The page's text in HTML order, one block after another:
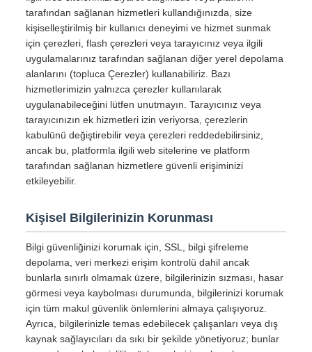
tarafından sağlanan hizmetleri kullandığınızda, size
kişiselleştirilmiş bir kullanıcı deneyimi ve hizmet sunmak
için çerezleri, flash çerezleri veya tarayıcınız veya ilgili
uygulamalarınız tarafından sağlanan diğer yerel depolama
alanlarını (topluca Çerezler) kullanabiliriz. Bazı
hizmetlerimizin yalnızca çerezler kullanılarak
uygulanabileceğini lütfen unutmayın. Tarayıcınız veya
tarayıcınızın ek hizmetleri izin veriyorsa, çerezlerin
kabulünü değiştirebilir veya çerezleri reddedebilirsiniz,
ancak bu, platformla ilgili web sitelerine ve platform
tarafından sağlanan hizmetlere güvenli erişiminizi
etkileyebilir.
Kişisel Bilgilerinizin Korunması
Bilgi güvenliğinizi korumak için, SSL, bilgi şifreleme
depolama, veri merkezi erişim kontrolü dahil ancak
bunlarla sınırlı olmamak üzere, bilgilerinizin sızması, hasar
görmesi veya kaybolması durumunda, bilgilerinizi korumak
için tüm makul güvenlik önlemlerini almaya çalışıyoruz.
Ayrıca, bilgilerinizle temas edebilecek çalışanları veya dış
kaynak sağlayıcıları da sıkı bir şekilde yönetiyoruz; bunlar